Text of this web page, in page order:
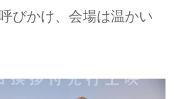
びかけ、会場は温かい